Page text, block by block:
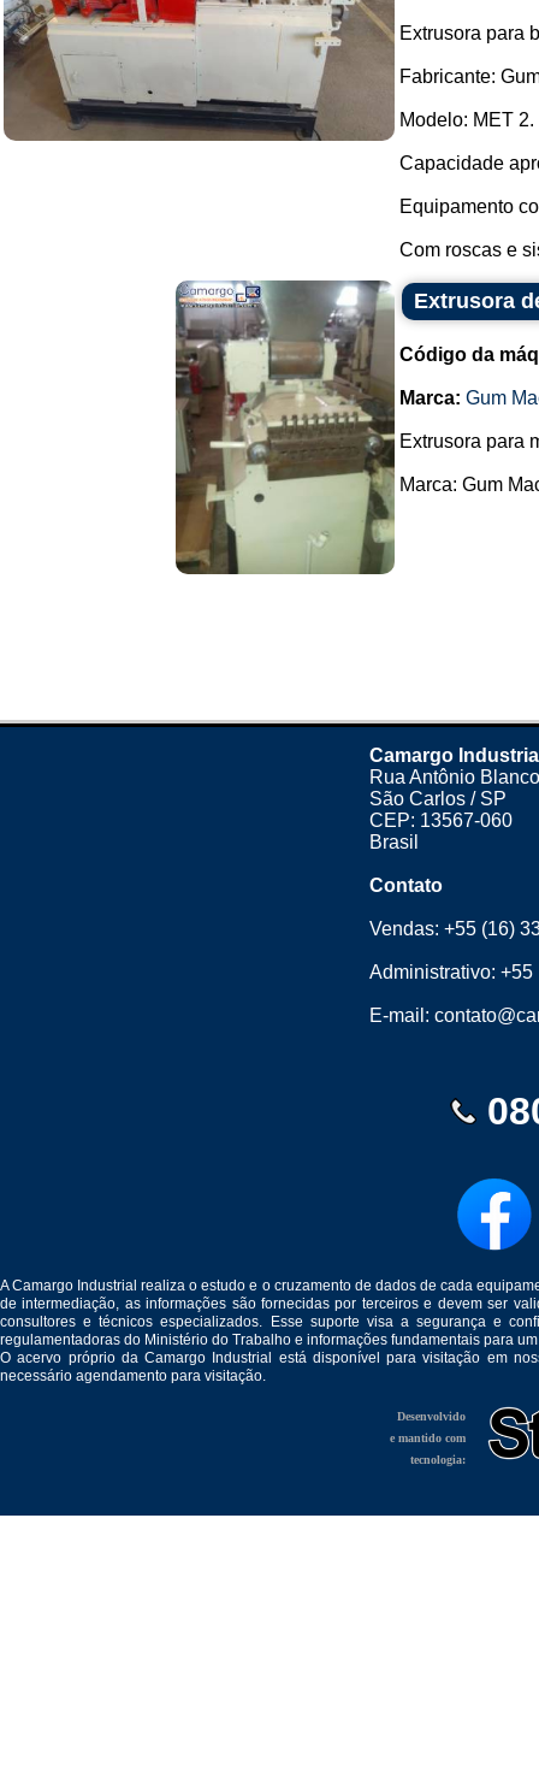
Extrusora para
Fabricante:
Modelo: MET 2.
Capacidade
Equipamento
Com roscas e
Extrusora
Código da
Marca: Gum
Extrusora para
Marca: Gum
Camargo
Rua Antônio
São Carlos / SP
CEP: 13567-060
Brasil
Contato
Vendas:+55 (16)
Administrativo:+55
E-mail:
A Camargo Industrial realiza o estudo e o cruzamento de dados de cada
de intermediação, as informações são fornecidas por terceiros e devem ser
consultores e técnicos especializados. Esse suporte visa a segurança e
regulamentadoras do Ministério do Trabalho e informações fundamentais para
O acervo próprio da Camargo Industrial está disponível para visitação em
necessário agendamento para visitação.
Desenvolvido
e mantido com
tecnologia: